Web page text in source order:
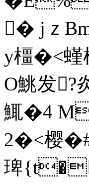
� jｚ
y橿� <螼
O鮡发?
鮿�4
2�<樱�#
琕